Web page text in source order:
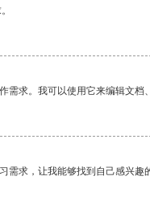
求。我可以使用它来编辑文档
求，让我能够找到自己感兴趣